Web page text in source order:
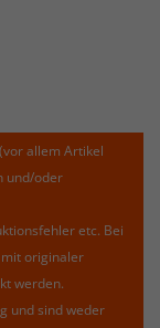
allem Artikel
und/oder
etc. Bei
mit originaler
werden.
und sind weder